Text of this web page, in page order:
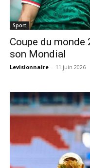
Sport
Coupe du monde
son Mondial
Levisionnaire - 11 juin 2026